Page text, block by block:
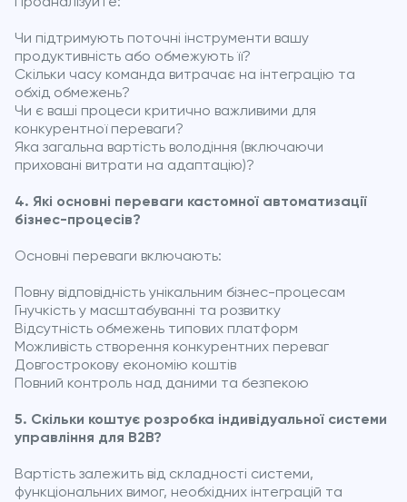
Чи підтримують поточні інструменти вашу
продуктивність або обмежують її?
Скільки часу команда витрачає на інтеграцію та
обхід обмежень?
Чи є ваші процеси критично важливими для
конкурентної переваги?
Яка загальна вартість володіння (включаючи
приховані витрати на адаптацію)?
4. Які основні переваги кастомної автоматизації
бізнес-процесів?
Основні переваги включають:
Повну відповідність унікальним бізнес-процесам
Гнучкість у масштабуванні та розвитку
Відсутність обмежень типових платформ
Можливість створення конкурентних переваг
Довгострокову економію коштів
Повний контроль над даними та безпекою
5. Скільки коштує розробка індивідуальної системи
управління для B2B?
Вартість залежить від складності системи,
функціональних вимог, необхідних інтеграцій та